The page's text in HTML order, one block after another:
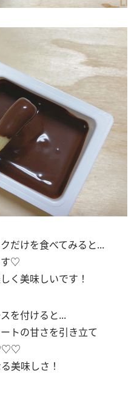
だけを食べてみると...
す♡
く美味しいです！
を付けると...
トの甘さを引き立て
美味しさ！